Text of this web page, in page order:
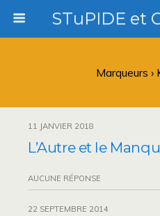
STuPIDE et
Marqueurs
11 JANVIER 2018
L’Autre et le
AUCUNE RÉPONSE
22 SEPTEMBRE 2014